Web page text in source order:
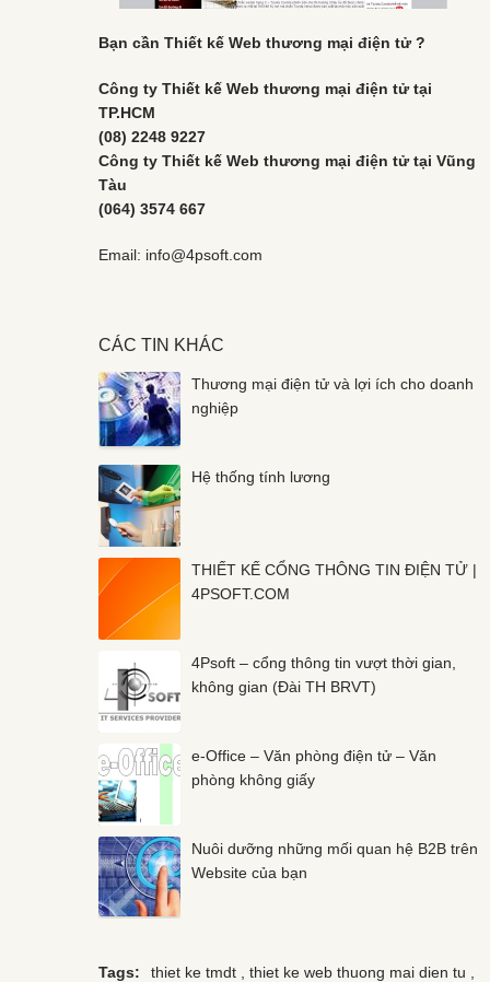
Bạn cần Thiết kế Web thương mại điện tử ?
Công ty Thiết kế Web thương mại điện tửtại
TP.HCM
(08) 2248 9227
Công ty Thiết kế Web thương mại điện tửtại Vũng
Tàu
(064) 3574 667
Email: info@4psoft.com
CÁC TIN KHÁC
Thương mại điện tử và lợi ích cho doanh
nghiệp
Hệ thống tính lương
THIẾT KẾ CỔNG THÔNG TIN ĐIỆN TỬ |
4PSOFT.COM
4Psoft – cổng thông tin vượt thời gian,
không gian (Đài TH BRVT)
e-Office – Văn phòng điện tử – Văn
phòng không giấy
Nuôi dưỡng những mối quan hệ B2B trên
Website của bạn
Tags: thiet ke tmdt thiet ke web thuong mai dien tu